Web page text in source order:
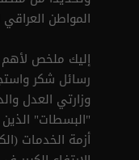
المواطن
إليك ملخص
رسائل شكر
وزارتي العدل
"البسطات"
أزمة الخدمات